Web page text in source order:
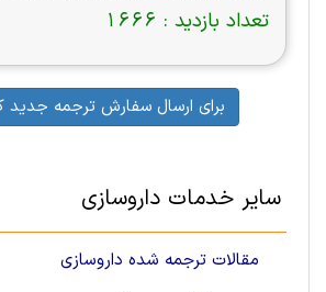
تعداد بازدید : 1666
برای ارسال سفارش ترجمه جدید
سایر خدمات داروسازی
مقالات ترجمه شده داروسازی